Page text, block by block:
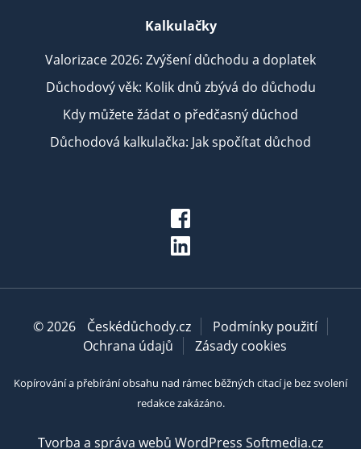
Kalkulačky
Valorizace 2026: Zvýšení důchodu a doplatek
Důchodový věk: Kolik dnů zbývá do důchodu
Kdy můžete žádat o předčasný důchod
Důchodová kalkulačka: Jak spočítat důchod
© 2026 Českédůchody.cz
Podmínky použití
Ochrana údajů
Zásady cookies
Kopírování a přebírání obsahu nad rámec běžných citací je bez svolení
redakce zakázáno.
Tvorba a správa webů WordPress Softmedia.cz